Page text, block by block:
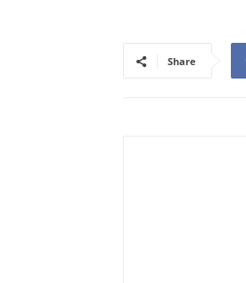
Share